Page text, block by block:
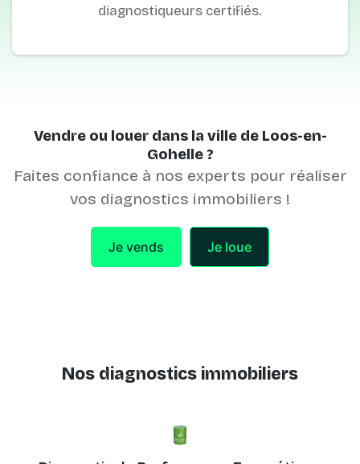
diagnostiqueurs certifiés.
Vendre ou louer dans la ville de Loos-en-
Gohelle ?
Faites confiance à nos experts pour réaliser
vos diagnostics immobiliers !
Je vends Je loue
Nos diagnostics immobiliers